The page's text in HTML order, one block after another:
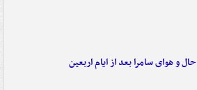
حال و هوای سامرا بعد از ایام اربعین